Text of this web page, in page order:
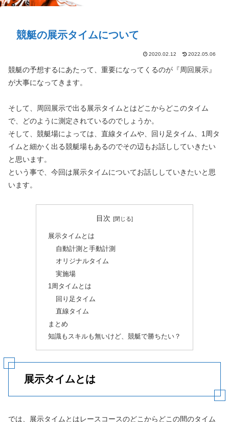
競艇の展示タイムについて
2020.02.12 2022.05.06
競艇の予想するにあたって、重要になってくるのが『周回展示』
が大事になってきます。
そして、周回展示で出る展示タイムとはどこからどこのタイム
で、どのように測定されているのでしょうか。
そして、競艇場によっては、直線タイムや、回り足タイム、1周タ
イムと細かく出る競艇場もあるのでその辺もお話ししていきたい
と思います。
という事で、今回は展示タイムについてお話ししていきたいと思
います。
目次
展示タイムとは
自動計測と手動計測
オリジナルタイム
実施場
1周タイムとは
回り足タイム
直線タイム
まとめ
知識もスキルも無いけど、競艇で勝ちたい？
展示タイムとは
では、展示タイムとはレースコースのどこからどこの間のタイム